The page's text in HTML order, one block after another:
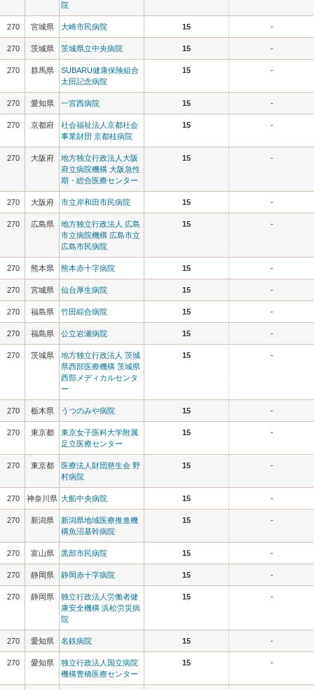
院
270 宮城県 大崎市民病院 15 -
270 茨城県 茨城県立中央病院 15 -
270 群馬県
SUBARU健康保険組合
太田記念病院
15 -
270 愛知県 一宮西病院 15 -
270 京都府
社会福祉法人京都社会
事業財団 京都桂病院
15 -
270 大阪府
地方独立行政法人大阪
府立病院機構 大阪急性
期・総合医療センター
15 -
270 大阪府 市立岸和田市民病院 15 -
270 広島県
地方独立行政法人 広島
市立病院機構 広島市立
広島市民病院
15 -
270 熊本県 熊本赤十字病院 15 -
270 宮城県 仙台厚生病院 15 -
270 福島県 竹田綜合病院 15 -
270 福島県 公立岩瀬病院 15 -
270 茨城県
地方独立行政法人 茨城
県西部医療機構 茨城県
西部メディカルセンタ
ー
15 -
270 栃木県 うつのみや病院 15 -
270 東京都
東京女子医科大学附属
足立医療センター
15 -
270 東京都
医療法人財団慈生会 野
村病院
15 -
270 神奈川県 大船中央病院 15 -
270 新潟県
新潟県地域医療推進機
構魚沼基幹病院
15 -
270 富山県 黒部市民病院 15 -
270 静岡県 静岡赤十字病院 15 -
270 静岡県
独立行政法人労働者健
康安全機構 浜松労災病
院
15 -
270 愛知県 名鉄病院 15 -
270 愛知県
独立行政法人国立病院
機構豊橋医療センター
15 -